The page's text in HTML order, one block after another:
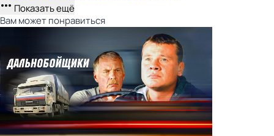
Показать ещё
Вам может понравиться